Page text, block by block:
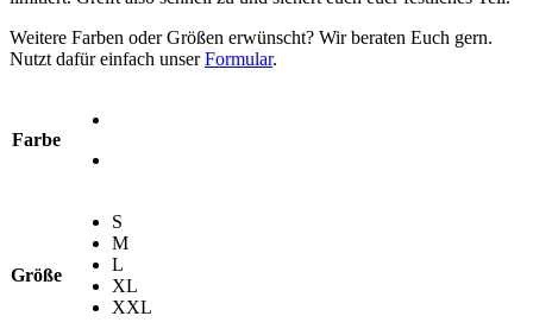
Weitere Farben oder Größen erwünscht? Wir beraten Euch gern.
Nutzt dafür einfach unserFormular.
Farbe
Größe
S
M
L
XL
XXL